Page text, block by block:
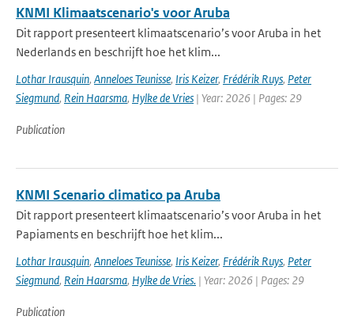
KNMI Klimaatscenario's voor Aruba
Dit rapport presenteert klimaatscenario’s voor Aruba in het
Nederlands en beschrijft hoe het klim...
Lothar Irausquin, Anneloes Teunisse, Iris Keizer, Frédérik Ruys, Peter
Siegmund, Rein Haarsma, Hylke de Vries | Year: 2026 | Pages: 29
Publication
KNMI Scenario climatico pa Aruba
Dit rapport presenteert klimaatscenario’s voor Aruba in het
Papiaments en beschrijft hoe het klim...
Lothar Irausquin, Anneloes Teunisse, Iris Keizer, Frédérik Ruys, Peter
Siegmund, Rein Haarsma, Hylke de Vries. | Year: 2026 | Pages: 29
Publication